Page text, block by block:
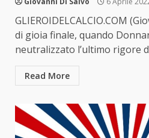
GLIEROIDELCALCIO.COM
di gioia finale, quando
neutralizzato l’ultimo rigore
Read More